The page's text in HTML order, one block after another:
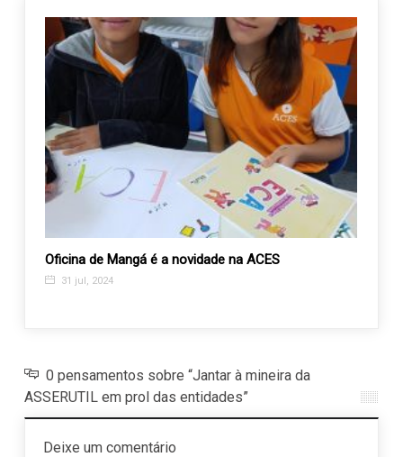
Oficina de Mangá é a novidade na ACES
31 jul, 2024
0 pensamentos sobre “Jantar à mineira da
ASSERUTIL em prol das entidades”
Deixe um comentário